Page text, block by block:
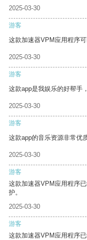
2025-03-30
游客
这款加速器VPM应用程序
2025-03-30
游客
这款app是我娱乐的好帮手
2025-03-30
游客
这款app的音乐资源非常优
2025-03-30
游客
这款加速器VPM应用程序
护。
2025-03-30
游客
这款加速器VPM应用程序